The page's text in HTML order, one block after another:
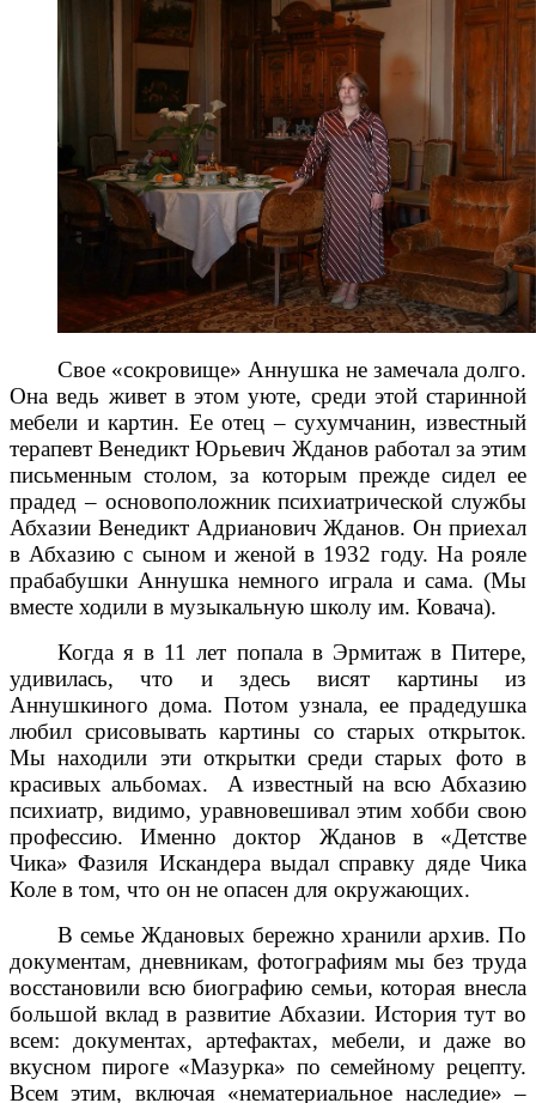
Свое «сокровище» Аннушка не замечала долго.
Она ведь живет в этом уюте, среди этой старинной
мебели и картин. Ее отец – сухумчанин, известный
терапевт Венедикт Юрьевич Жданов работал за этим
письменным столом, за которым прежде сидел ее
прадед – основоположник психиатрической службы
Абхазии Венедикт Адрианович Жданов. Он приехал
в Абхазию с сыном и женой в 1932 году. На рояле
прабабушки Аннушка немного играла и сама. (Мы
вместе ходили в музыкальную школу им. Ковача).
Когда я в 11 лет попала в Эрмитаж в Питере,
удивилась, что и здесь висят картины из
Аннушкиного дома. Потом узнала, ее прадедушка
любил срисовывать картины со старых открыток.
Мы находили эти открытки среди старых фото в
красивых альбомах.
А известный на всю Абхазию
психиатр, видимо, уравновешивал этим хобби свою
профессию. Именно доктор Жданов в «Детстве
Чика» Фазиля Искандера выдал справку дяде Чика
Коле в том, что он не опасен для окружающих.
В семье Ждановых бережно хранили архив. По
документам, дневникам, фотографиям мы без труда
восстановили всю биографию семьи, которая внесла
большой вклад в развитие Абхазии. История тут во
всем: документах, артефактах, мебели, и даже во
вкусном пироге «Мазурка» по семейному рецепту.
Всем этим, включая «нематериальное наследие» –